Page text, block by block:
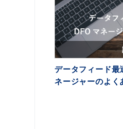
データフィード最
ネージャーのよく